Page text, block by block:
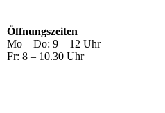
Öffnungszeiten
Mo – Do: 9 – 12 Uhr
Fr: 8 – 10.30 Uhr